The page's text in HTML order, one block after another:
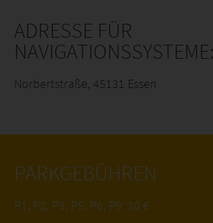
ADRESSE FÜR
NAVIGATIONSSYSTEME:
Norbertstraße, 45131 Essen
PARKGEBÜHREN
P1, P2, P3, P5, P6, P9: 10 €